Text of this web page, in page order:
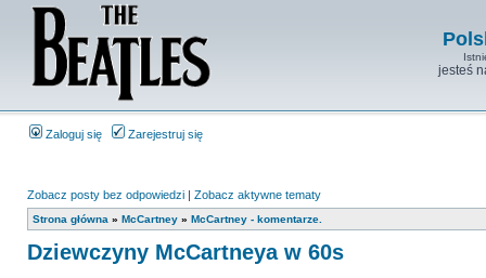
jesteś
Zaloguj się Zarejestruj się
Zobacz posty bez odpowiedzi | Zobacz aktywne tematy
Strona główna » McCartney » McCartney - komentarze.
Dziewczyny McCartneya w 60s